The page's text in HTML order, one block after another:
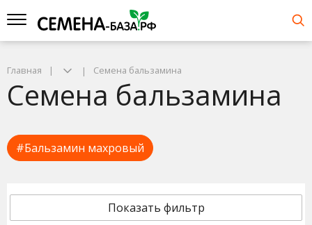
Главная Семена бальзамина
Семена бальзамина
#Бальзамин махровый
Показать фильтр